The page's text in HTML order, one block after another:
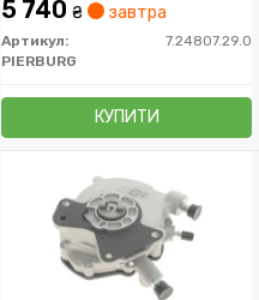
5 740 ₴ завтра
Артикул:
7.24807.29.0
PIERBURG
КУПИТИ